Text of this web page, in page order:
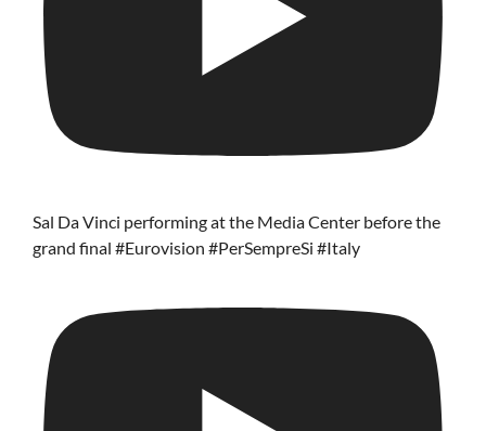
Sal Da Vinci performing at the Media Center before the
grand final #Eurovision #PerSempreSi #Italy